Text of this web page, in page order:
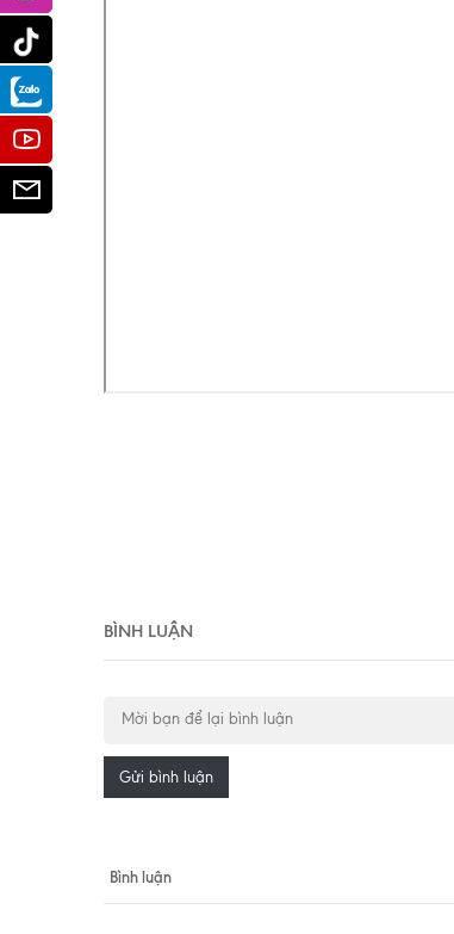
BÌNH LUẬN
Gửi bình luận
Bình luận